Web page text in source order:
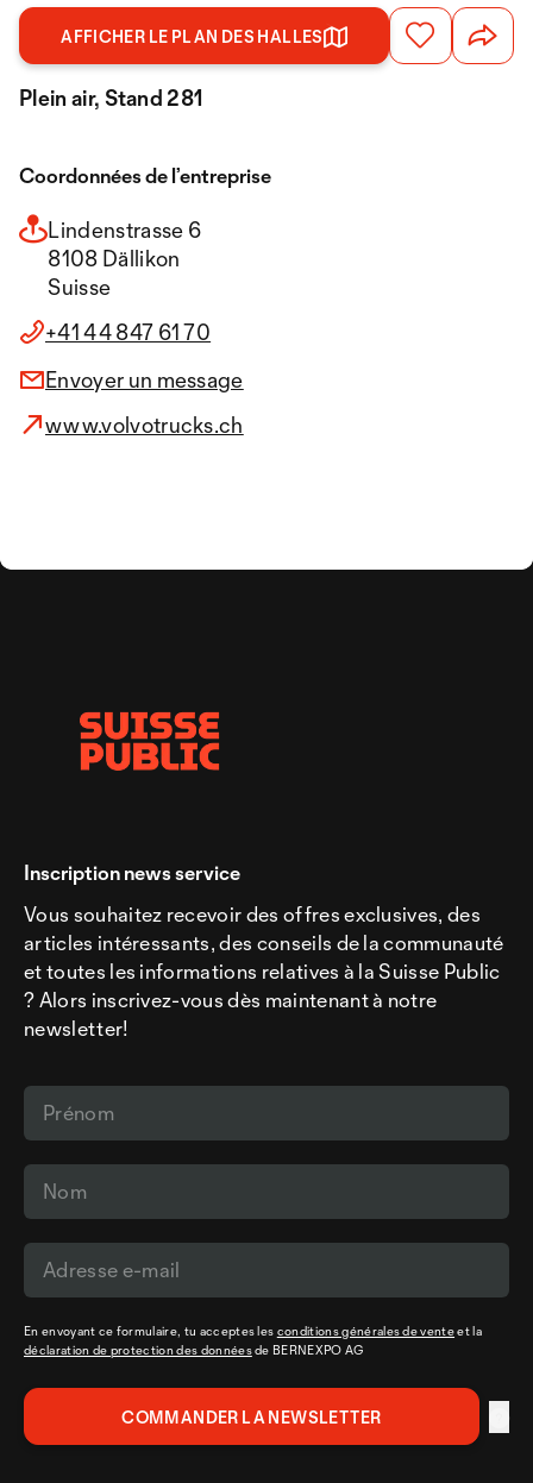
AFFICHER LE PLAN DES HALLES
Plein air, Stand 281
Coordonnées de l’entreprise
Lindenstrasse 6
8108 Dällikon
Suisse
+41 44 847 61 70
Envoyer un message
www.volvotrucks.ch
Inscription news service
Vous souhaitez recevoir des offres exclusives, des
articles intéressants, des conseils de la communauté
et toutes les informations relatives à la Suisse Public
? Alors inscrivez-vous dès maintenant à notre
newsletter!
En envoyant ce formulaire, tu acceptes les conditions générales de venteet la
déclaration de protection des donnéesde BERNEXPO AG